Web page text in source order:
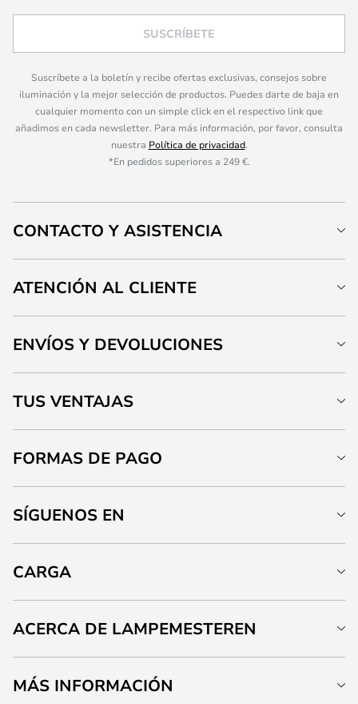
SUSCRÍBETE
Suscríbete a la boletín y recibe ofertas exclusivas, consejos sobre
iluminación y la mejor selección de productos. Puedes darte de baja en
cualquier momento con un simple click en el respectivo link que
añadimos en cada newsletter. Para más información, por favor, consulta
nuestra Política de privacidad.
*En pedidos superiores a 249 €.
CONTACTO Y ASISTENCIA
ATENCIÓN AL CLIENTE
ENVÍOS Y DEVOLUCIONES
TUS VENTAJAS
FORMAS DE PAGO
SÍGUENOS EN
CARGA
ACERCA DE LAMPEMESTEREN
MÁS INFORMACIÓN